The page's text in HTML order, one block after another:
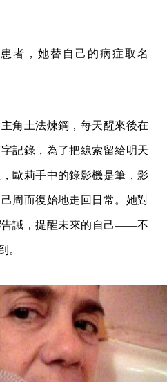
者，她替自己的病症取名
角土法煉鋼，每天醒來後在
記錄，為了把線索留給明天
歐莉手中的錄影機是筆，影
周而復始地走回日常。她對
告誡，提醒未來的自己——不
。